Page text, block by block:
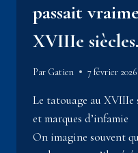
passait
XVIIIe siècles.
Par Gatien 7 février 2026
Le tatouage au XVIIIe
et marques d’infamie
On imagine souvent